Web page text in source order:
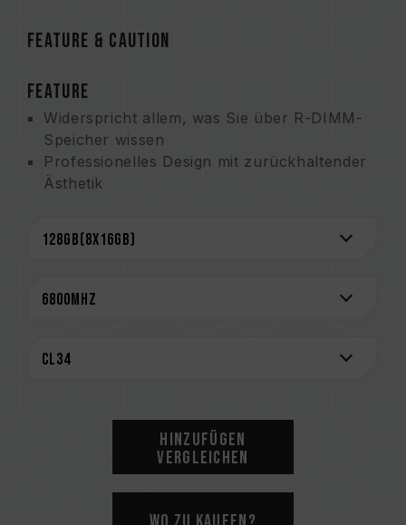
FEATURE & CAUTION
FEATURE
Widerspricht allem, was Sie über R-DIMM-
Speicher wissen
Professionelles Design mit zurückhaltender
Ästhetik
Professionelle und hocheffektive
Lebenslange Garantie garantiert jede
Verifikations technologie, gewährleistet
US-Erfindungspatent: US11488679)
Bevor Sie ein Speicherprodukt kaufen,
schauen Sie bitte zuerst die QVL-
Hinzufügen
Vergleichen